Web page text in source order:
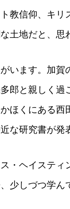
教信仰、キリ
土地だと、思
います。加賀
郎と親しく
ほくにある
な研究書が発
・ヘイステ
少しづつ学ん